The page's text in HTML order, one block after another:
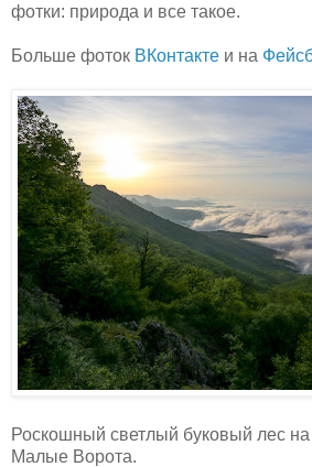
фотки: природа и все такое.
Больше фоток ВКонтакте и на
Роскошный светлый буковый лес
Малые Ворота.